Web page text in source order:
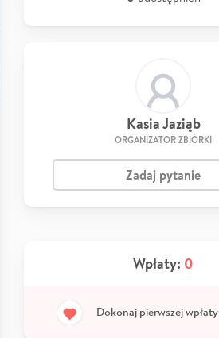
Kasia Jaziąb
ORGANIZATOR ZBIÓRKI
Zadaj pytanie
Wpłaty: 0
Dokonaj pierwszej wpłaty